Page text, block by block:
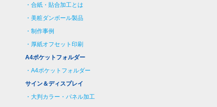
合紙・貼合加工とは
美粧ダンボール製品
制作事例
厚紙オフセット印刷
A4ポケットフォルダー
A4ポケットフォルダー
サイン＆ディスプレイ
大判カラー・パネル加工